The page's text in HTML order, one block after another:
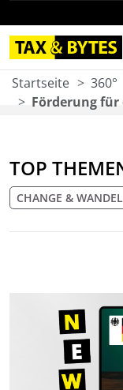
Startseite
360°
Förderung
TOP
CHANGE & WANDEL